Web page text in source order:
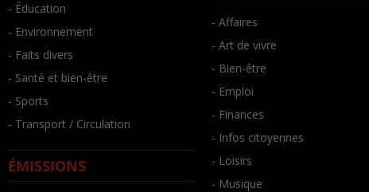
- Éducation
- Environnement
- Faits divers
- Santé et bien-être
- Sports
- Transport / Circulation
ÉMISSIONS
- Affaires
- Art de vivre
- Bien-être
- Emploi
- Finances
- Infos citoyennes
- Loisirs
- Musique